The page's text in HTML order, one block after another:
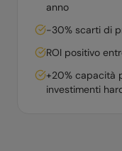
anno
-30% scarti di
ROI positivo
+20% capacità
investimenti